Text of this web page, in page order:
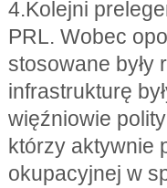
4.Kolejni
PRL. Wobec
stosowane
infrastrukturę
więźniowie
którzy aktywnie
okupacyjnej w